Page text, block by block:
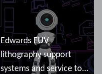
Edwards EUV
lithography support
systems and service to